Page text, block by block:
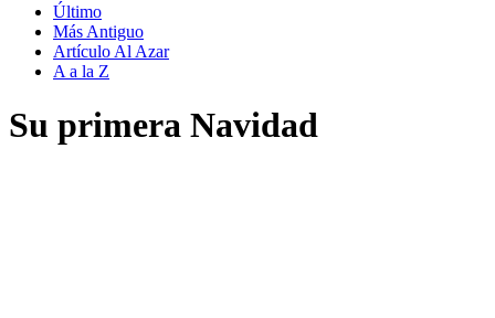
Último
Más Antiguo
Artículo Al Azar
A a la Z
Su primera Navidad